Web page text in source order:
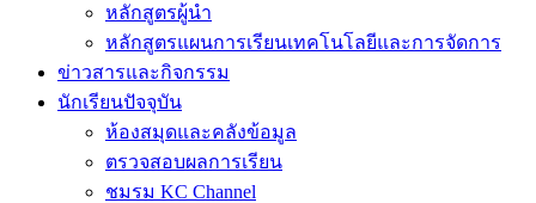
หลักสูตรผู้นำ
หลักสูตรแผนการเรียนเทคโนโลยีและการจัดการ
ข่าวสารและกิจกรรม
นักเรียนปัจจุบัน
ห้องสมุดและคลังข้อมูล
ตรวจสอบผลการเรียน
ชมรม KC Channel